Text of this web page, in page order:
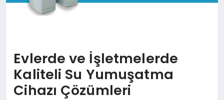
EĞITIM
Evlerde ve İşletmelerde
Kaliteli Su Yumuşatma
Cihazı Çözümleri